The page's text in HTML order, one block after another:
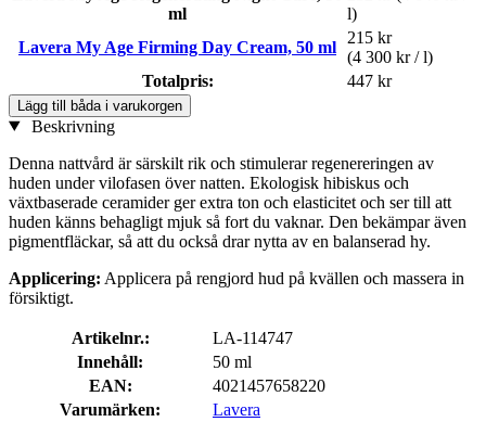
ml
l)
Lavera My Age Firming Day Cream, 50 ml
215 kr
(4 300 kr / l)
Totalpris:
447 kr
Lägg till båda i varukorgen
Beskrivning
Denna nattvård är särskilt rik och stimulerar regenereringen av
huden under vilofasen över natten. Ekologisk hibiskus och
växtbaserade ceramider ger extra ton och elasticitet och ser till att
huden känns behagligt mjuk så fort du vaknar. Den bekämpar även
pigmentfläckar, så att du också drar nytta av en balanserad hy.
Applicering: Applicera på rengjord hud på kvällen och massera in
försiktigt.
Artikelnr.:
LA-114747
Innehåll:
50 ml
EAN:
4021457658220
Varumärken:
Lavera